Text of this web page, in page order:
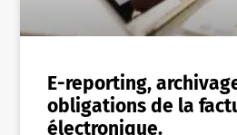
E-reporting,
obligations de la
électronique.